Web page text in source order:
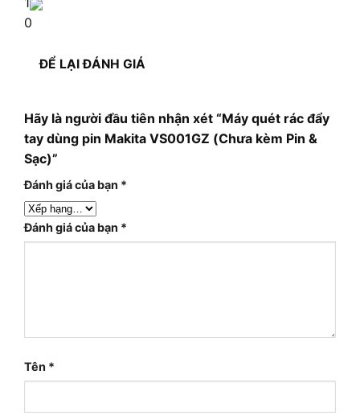
0
ĐỂ LẠI ĐÁNH GIÁ
Hãy là người đầu tiên nhận xét “Máy quét rác đẩy
tay dùng pin Makita VS001GZ (Chưa kèm Pin &
Sạc)”
Đánh giá của bạn *
Đánh giá của bạn *
Tên *